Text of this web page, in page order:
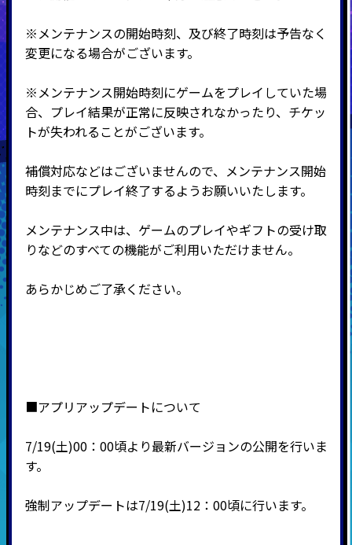
※メンテナンスの開始時刻、及び終了時刻は予告なく
変更になる場合がございます。
※メンテナンス開始時刻にゲームをプレイしていた場
合、プレイ結果が正常に反映されなかったり、チケッ
トが失われることがございます。
補償対応などはございませんので、メンテナンス開始
時刻までにプレイ終了するようお願いいたします。
メンテナンス中は、ゲームのプレイやギフトの受け取
りなどのすべての機能がご利用いただけません。
あらかじめご了承ください。
■アプリアップデートについて
7/19(土)00：00頃より最新バージョンの公開を行いま
す。
強制アップデートは7/19(土)12：00頃に行います。